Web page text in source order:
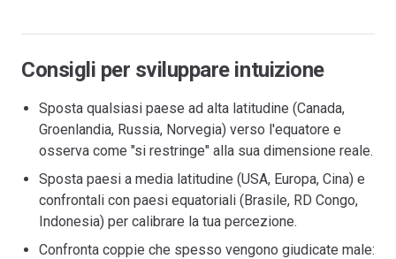
Consigli per sviluppare intuizione
Sposta qualsiasi paese ad alta latitudine (Canada,
Groenlandia, Russia, Norvegia) verso l'equatore e
osserva come "si restringe" alla sua dimensione reale.
Sposta paesi a media latitudine (USA, Europa, Cina) e
confrontali con paesi equatoriali (Brasile, RD Congo,
Indonesia) per calibrare la tua percezione.
Confronta coppie che spesso vengono giudicate male: